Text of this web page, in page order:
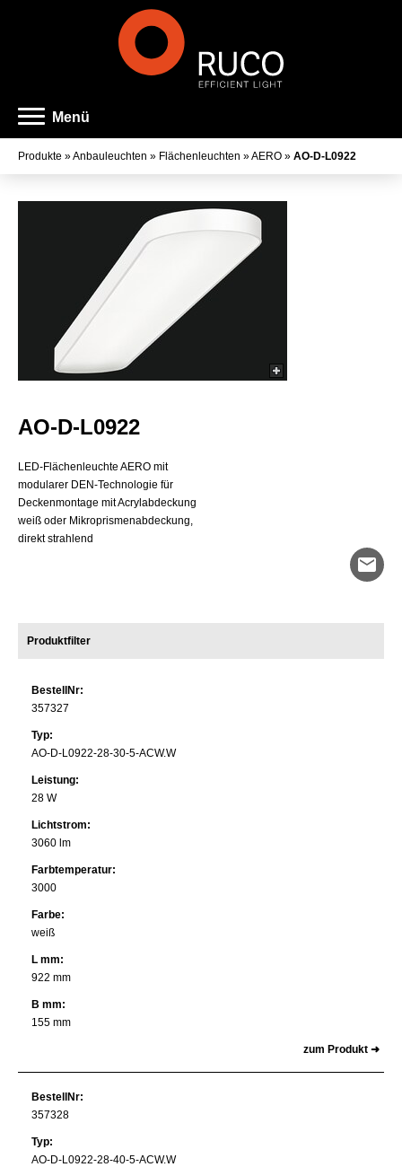
Menü
Produkte »Anbauleuchten » Flächenleuchten »AERO » AO-D-L0922
AO-D-L0922
LED-Flächenleuchte AERO mit
modularer DEN-Technologie für
Deckenmontage mit Acrylabdeckung
weiß oder Mikroprismenabdeckung,
direkt strahlend
mail
Produktfilter
Farbtemperatur
Farbwiedergabeindex
Systemleistung
Länge
Breite
BestellNr:
357327
Typ:
AO-D-L0922-28-30-5-ACW.W
Leistung:
28 W
Lichtstrom:
3060 lm
Farbtemperatur:
3000
Farbe:
weiß
L mm:
922 mm
B mm:
155 mm
zum Produkt ➜
BestellNr:
357328
Typ:
AO-D-L0922-28-40-5-ACW.W